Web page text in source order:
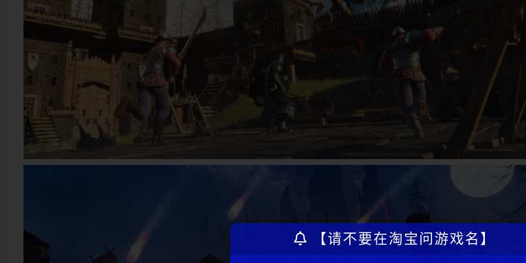
【请不要在淘宝问游戏名】